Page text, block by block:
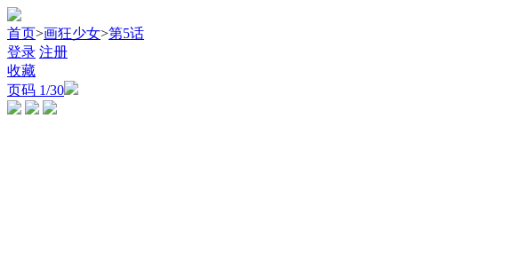
首页>画狂少女>第5话
登录 注册
收藏
页码 1/30